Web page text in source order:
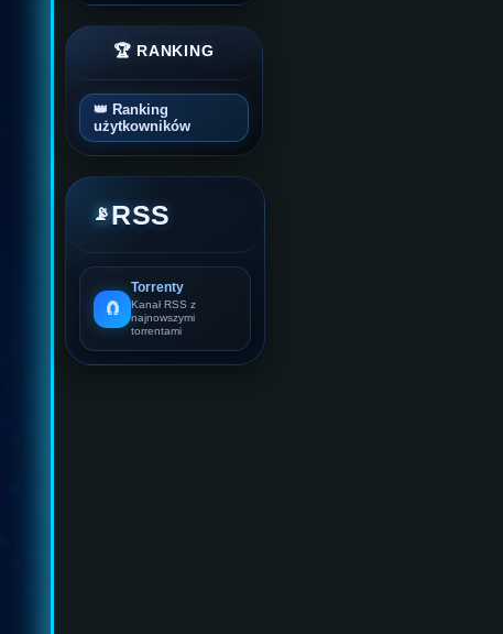
🏆 RANKING
👑 Ranking
użytkowników
📡RSS
🧲
Torrenty
Kanał RSS z
najnowszymi
torrentami